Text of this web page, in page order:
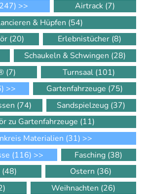
>> Airtrack (7)
& Hüpfen (54)
(20) Erlebnistücher (8)
Schaukeln & Schwingen (28)
(7) Turnsaal (101)
>> Gartenfahrzeuge (75)
(74) Sandspielzeug (37)
zu Gartenfahrzeuge (11)
Materialien (31) >>
(116) >> Fasching (38)
(48) Ostern (36)
Weihnachten (26)